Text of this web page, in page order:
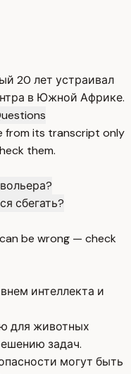
20 лет устраивал
в Южной Африке.
from its transcript only
them.
сбегать?
be wrong — check
интеллекта и
для животных
задач.
могут быть